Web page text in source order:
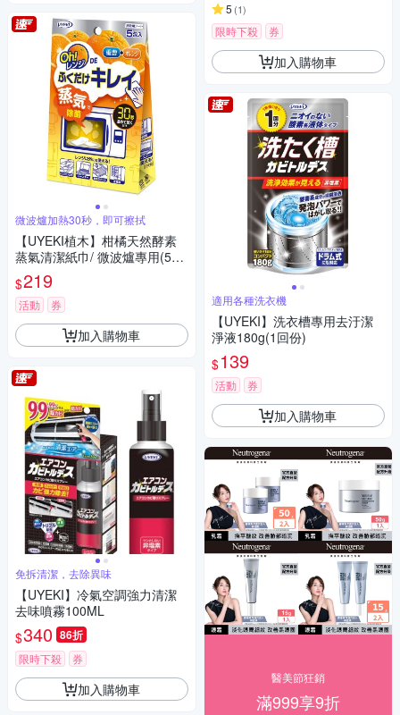
微波爐加熱30秒，即可擦拭
【UYEKI植木】柑橘天然酵素
蒸氣清潔紙巾/ 微波爐專用(5枚
入)
$219
活動 券
加入購物車
免拆清潔，去除異味
【UYEKI】冷氣空調強力清潔
去味噴霧100ML
$340 86折
限時下殺 券
加入購物車
5 (1)
限時下殺 券
加入購物車
適用各種洗衣機
【UYEKI】洗衣槽專用去汙潔
淨液180g(1回份)
$139
活動 券
加入購物車
醫美節狂銷
滿999享9折